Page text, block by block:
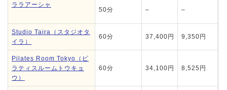
ララアーシャ
50分 – –
Studio Taira（スタジオタ
イラ）
60分 37,400円 9,350円
Pilates Room Tokyo（ピ
ラティスルームトウキョ
ウ）
60分 34,100円 8,525円